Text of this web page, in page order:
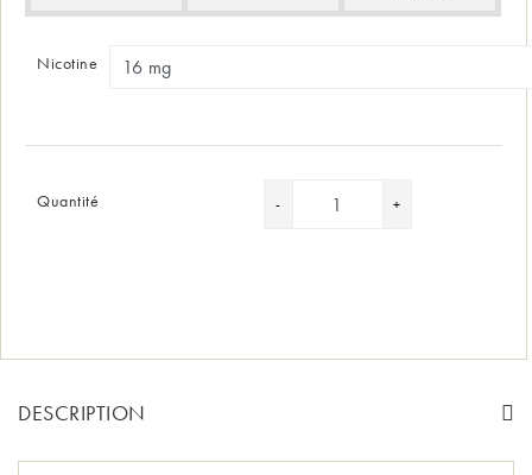
Nicotine
Quantité
DESCRIPTION